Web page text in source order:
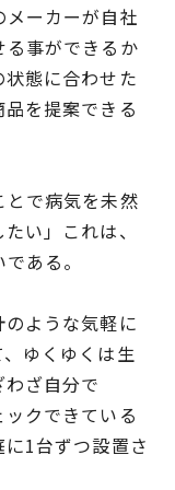
ーカーが自社
る事ができるか
態に合わせた
を提案できる
とで病気を未然
い」これは、
ある。
のような気軽に
ゆくゆくは生
ざ自分で
クできている
1台ずつ設置さ